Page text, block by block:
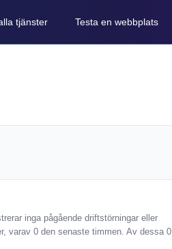
tjänster Testa en webbplats
inga pågående driftstörningar eller
varav 0 den senaste timmen. Av dessa 0